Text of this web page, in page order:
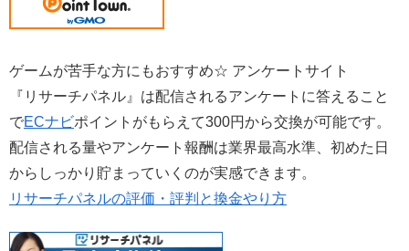
ゲームが苦手な方にもおすすめ☆ アンケートサイト
『リサーチパネル』は配信されるアンケートに答えること
でECナビポイントがもらえて300円から交換が可能です。
配信される量やアンケート報酬は業界最高水準、初めた日
からしっかり貯まっていくのが実感できます。
リサーチパネルの評価・評判と換金やり方